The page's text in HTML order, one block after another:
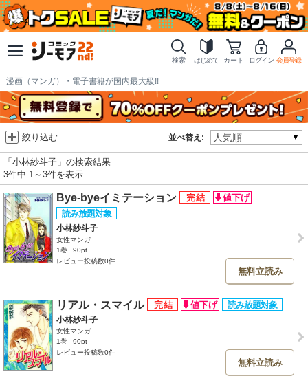
検索 はじめて カート ログイン 会員登録
漫画（マンガ）・電子書籍が国内最大級!!
並べ替え:
絞り込む
「小林紗斗子」の検索結果
3件中 1～3件を表示
Bye-byeイミテーション
小林紗斗子
女性マンガ
1巻
90pt
レビュー投稿数0件
無料立読み
リアル・スマイル
小林紗斗子
女性マンガ
1巻
90pt
レビュー投稿数0件
無料立読み